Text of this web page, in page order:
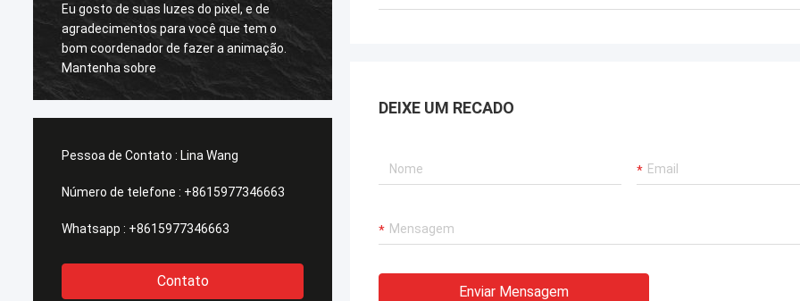
Eu gosto de suas luzes do pixel, e de
agradecimentos para você que tem o
bom coordenador de fazer a animação.
Mantenha sobre
Antes que comprado um par de botas
fase tal estilo, este wi…
Antes que comprado um
Pessoa de Contato : Lina Wang
Número de telefone : +8615977346663
Whatsapp : +8615977346663
Contato
DEIXE UM RECADO
Enviar Mensagem